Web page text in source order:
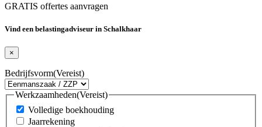
GRATIS offertes aanvragen
Vind een belastingadviseur in Schalkhaar
×
Bedrijfsvorm(Vereist)
Werkzaamheden(Vereist)
Volledige boekhouding
Jaarrekening